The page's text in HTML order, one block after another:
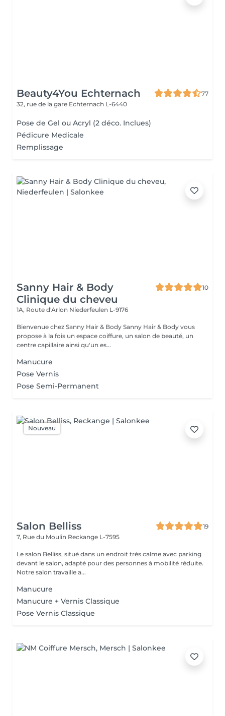
Beauty4You Echternach
77
32, rue de la gare Echternach L-6440
Pose de Gel ou Acryl (2 déco. Inclues)
Pédicure Medicale
Remplissage
Sanny Hair & Body
Clinique du cheveu
10
1A, Route d'Arlon Niederfeulen L-9176
Bienvenue chez Sanny Hair & Body Sanny Hair & Body vous
propose à la fois un espace coiffure, un salon de beauté, un
centre capillaire ainsi qu'un es...
Manucure
Pose Vernis
Pose Semi-Permanent
Nouveau
Salon Belliss
19
7, Rue du Moulin Reckange L-7595
Le salon Belliss, situé dans un endroit très calme avec parking
devant le salon, adapté pour des personnes à mobilité réduite.
Notre salon travaille a...
Manucure
Manucure + Vernis Classique
Pose Vernis Classique